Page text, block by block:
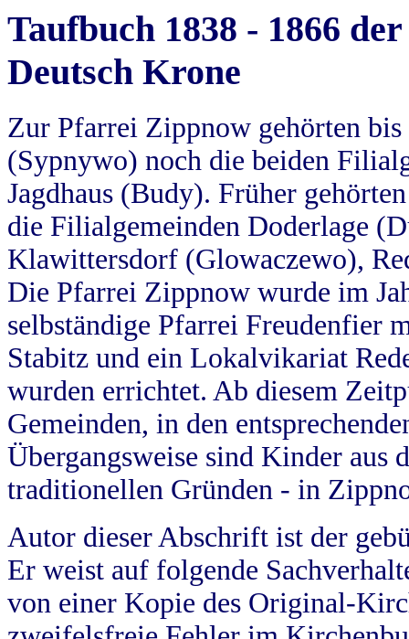
Taufbuch 1838 - 1866
Deutsch Krone
Zur Pfarrei Zippnow gehörten
(Sypnywo) noch die beiden
Jagdhaus (Budy). Früher
die Filialgemeinden Doderlage
Klawittersdorf (Glowaczewo),
Die Pfarrei Zippnow wurde im
selbständige Pfarrei Freudenfier
Stabitz und ein Lokalvikariat
wurden errichtet. Ab diesem
Gemeinden, in den
Übergangsweise sind Kinder aus
traditionellen Gründen - in
Autor dieser Abschrift ist der
Er weist auf folgende
von einer Kopie des Original-